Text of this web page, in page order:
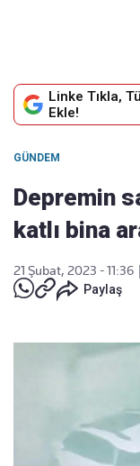
Linke Tıkla,
Ekle!
GÜNDEM
Depremin
katlı bina
21 Şubat, 2023 - 11:36
Paylaş